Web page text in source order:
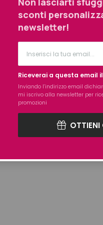
sconti
newsletter!
Riceverai a questa email
Inviando l’indirizzo email
mi iscrivo alla newsletter per
promozioni
riduzione della
la giusta quantità di
e punte evitando le
agire dai 2 ai 3 minuti,